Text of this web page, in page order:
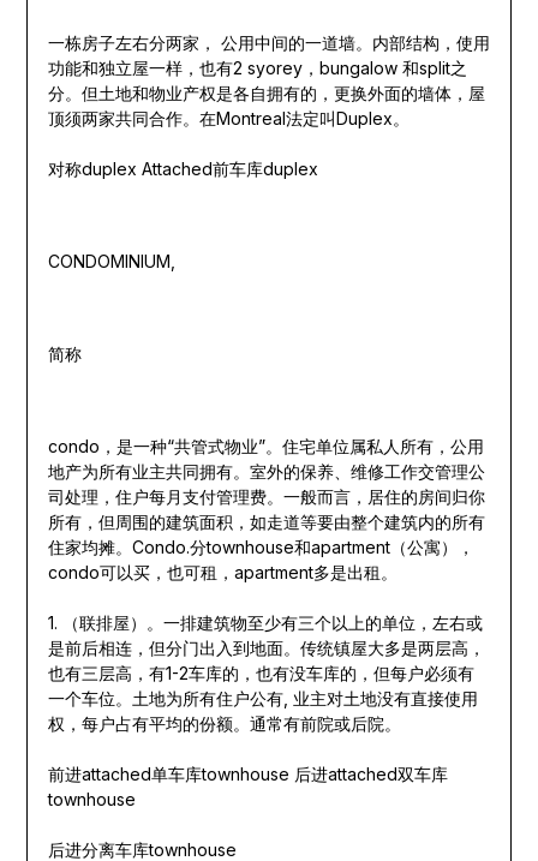
一栋房子左右分两家， 公用中间的一道墙。内部结构，使用
功能和独立屋一样，也有2 syorey，bungalow 和split之
分。但土地和物业产权是各自拥有的，更换外面的墙体，屋
顶须两家共同合作。在Montreal法定叫Duplex。
对称duplex Attached前车库duplex
CONDOMINIUM,
简称
condo，是一种“共管式物业”。住宅单位属私人所有，公用
地产为所有业主共同拥有。室外的保养、维修工作交管理公
司处理，住户每月支付管理费。一般而言，居住的房间归你
所有，但周围的建筑面积，如走道等要由整个建筑内的所有
住家均摊。Condo.分townhouse和apartment（公寓），
condo可以买，也可租，apartment多是出租。
1. （联排屋）。一排建筑物至少有三个以上的单位，左右或
是前后相连，但分门出入到地面。传统镇屋大多是两层高，
也有三层高，有1-2车库的，也有没车库的，但每户必须有
一个车位。土地为所有住户公有, 业主对土地没有直接使用
权，每户占有平均的份额。通常有前院或后院。
前进attached单车库townhouse 后进attached双车库
townhouse
后进分离车库townhouse